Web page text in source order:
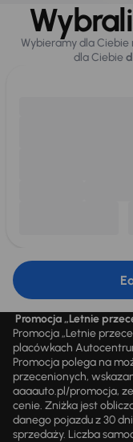
Wybieramy dla Ciebie
dla Ciebie
Promocja „Letnie
Promocja „Letnie
placówkach
Promocja polega na
przecenionych,
aaaauto.pl/promocja,
cenie. Zniżka jest
danego pojazdu z 30
sprzedaży. Liczba